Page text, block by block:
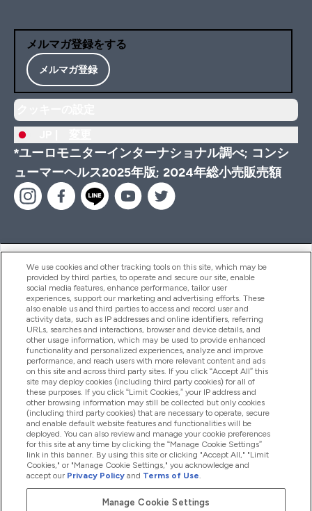
メルマガ登録をする
メルマガ登録
*ユーロモニターインターナショナル調べ; コンシ
ューマーヘルス2025年版; 2024年総小売販売額
ヘルプ＆ガイド
商品について
会社概要
特典＆ポイント
2026 The Hut.com Ltd
We use cookies and other tracking tools on this site, which may be
provided by third parties, to operate and secure our site, enable
social media features, enhance performance, tailor user
experiences, support our marketing and advertising efforts. These
also enable us and third parties to access and record user and
activity data, such as IP addresses and online identifiers, referring
URLs, searches and interactions, browser and device details, and
other usage information, which may be used to provide enhanced
functionality and personalized experiences, analyze and improve
performance, and reach users with more relevant content and ads
on this site and across third party sites. If you click “Accept All” this
site may deploy cookies (including third party cookies) for all of
these purposes. If you click “Limit Cookies,” your IP address and
other browsing information may still be collected but only cookies
(including third party cookies) that are necessary to operate, secure
and enable default website features and functionalities will be
deployed. You can also review and manage your cookie preferences
for this site at any time by clicking the “Manage Cookie Settings”
link in this banner. By using this site or clicking "Accept All," "Limit
Cookies," or "Manage Cookie Settings," you acknowledge and
accept our Privacy Policy and Terms of Use.
Manage Cookie Settings